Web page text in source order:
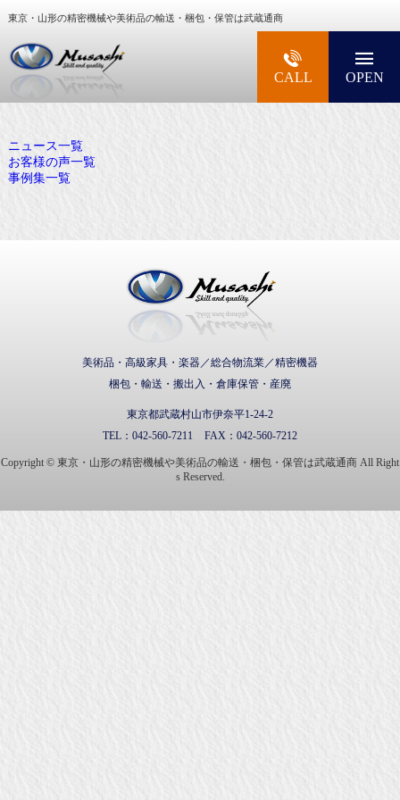
東京・山形の精密機械や美術品の輸送・梱包・保管は武蔵通商
大型精密機械・美術品・高級楽器の梱包・輸送
CALL OPEN
ニュース一覧
お客様の声一覧
事例集一覧
美術品・高級家具・楽器／総合物流業／精密機器
梱包・輸送・搬出入・倉庫保管・産廃
東京都武蔵村山市伊奈平1-24-2
TEL： 042-560-7211 FAX： 042-560-7212
Copyright © 東京・山形の精密機械や美術品の輸送・梱包・保管は武蔵通商 All Right
s Reserved.